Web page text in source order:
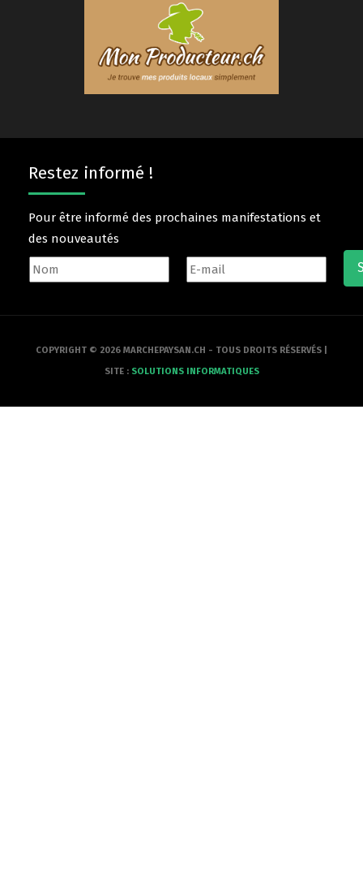
Restez informé !
Pour être informé des prochaines manifestations et
des nouveautés
COPYRIGHT © 2026 MARCHEPAYSAN.CH - TOUS DROITS RÉSERVÉS |
SITE : SOLUTIONS INFORMATIQUES